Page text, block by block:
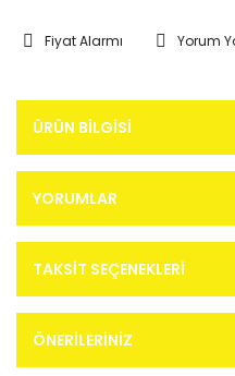
Fiyat Alarmı Yorum
ÜRÜN BILGISI
YORUMLAR
TAKSIT SEÇENEKLERI
ÖNERILERINIZ